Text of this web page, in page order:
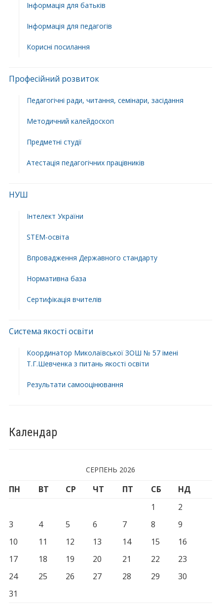
Інформація для батьків
Інформація для педагогів
Корисні посилання
Професійний розвиток
Педагогічні ради, читання, семінари, засідання
Методичний калейдоскоп
Предметні студії
Атестація педагогічних працівників
НУШ
Інтелект України
STEM-освіта
Впровадження Державного стандарту
Нормативна база
Сертифікація вчителів
Система якості освіти
Координатор Миколаївської ЗОШ № 57 імені
Т.Г.Шевченка з питань якості освіти
Результати самооцінювання
Календар
СЕРПЕНЬ 2026
ПН ВТ СР ЧТ ПТ СБ
НД
1
2
3
4 5 6 7 8
9
10
11 12 13 14 15
16
17
18 19 20 21 22
23
24
25 26 27 28 29
30
31